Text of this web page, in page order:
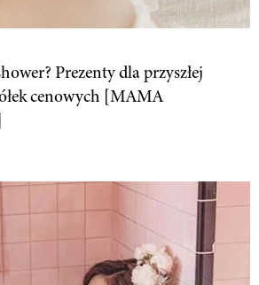
Prezenty dla przyszłej
cenowych [MAMA